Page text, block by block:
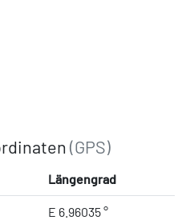
(GPS)
Längengrad
E 6.96035 °